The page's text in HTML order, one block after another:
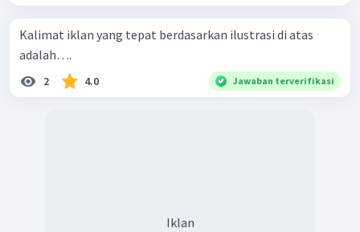
Kalimat iklan yang tepat berdasarkan ilustrasi di atas
adalah….
2 4.0 Jawaban terverifikasi
Iklan